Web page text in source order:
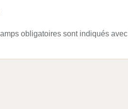
obligatoires sont indiqués avec